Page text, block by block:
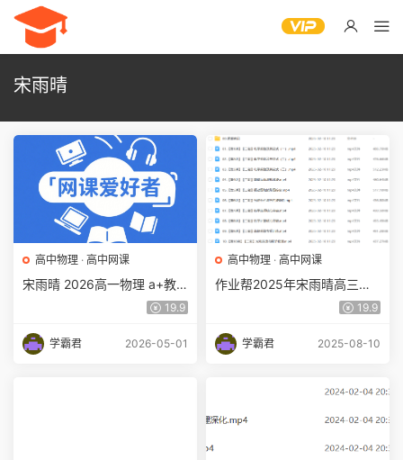
宋雨晴
高中物理 · 高中网课
宋雨晴 2026高一物理 a+教
学课程下学期寒假班百度网盘
19.9
学霸君 2026-05-01
高中物理 · 高中网课
作业帮2025年宋雨晴高三物
理a+二三轮复习网课教程百19.9
学霸君 2025-08-10